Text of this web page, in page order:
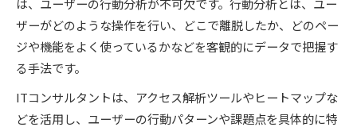
は、ユーザーの行動分析が不可欠です。行動分析とは、ユー
ザーがどのような操作を行い、どこで離脱したか、どのペー
ジや機能をよく使っているかなどを客観的にデータで把握す
る手法です。
ITコンサルタントは、アクセス解析ツールやヒートマップな
どを活用し、ユーザーの行動パターンや課題点を具体的に特